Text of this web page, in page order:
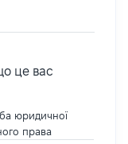
це вас
юридичної
права